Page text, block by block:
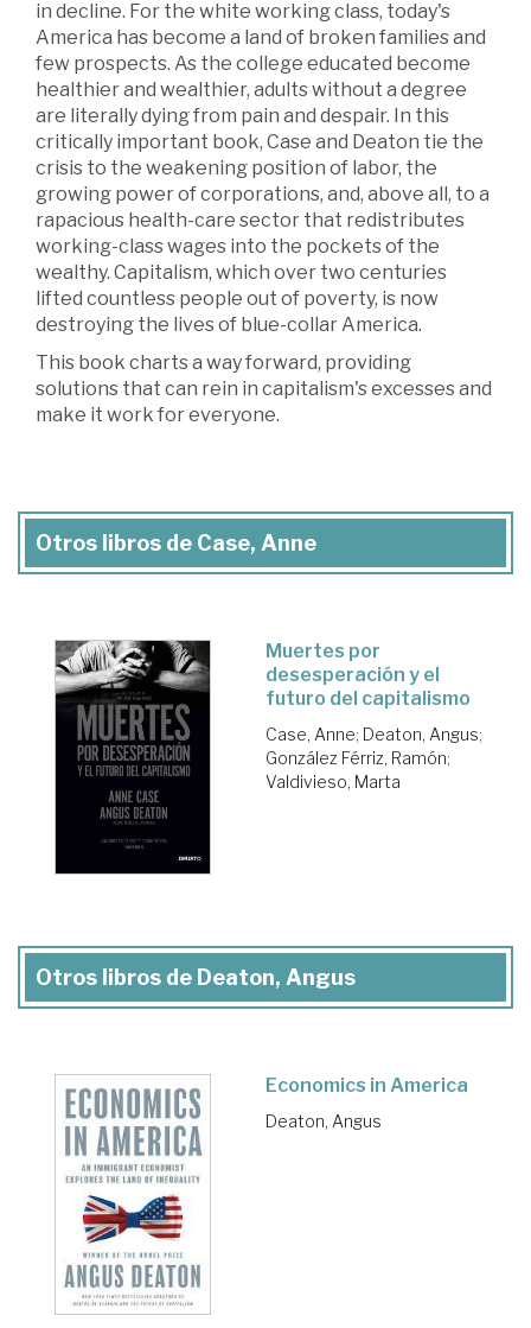
in decline. For the white working class, today's
America has become a land of broken families and
few prospects. As the college educated become
healthier and wealthier, adults without a degree
are literally dying from pain and despair. In this
critically important book, Case and Deaton tie the
crisis to the weakening position of labor, the
growing power of corporations, and, above all, to a
rapacious health-care sector that redistributes
working-class wages into the pockets of the
wealthy. Capitalism, which over two centuries
lifted countless people out of poverty, is now
destroying the lives of blue-collar America.
This book charts a way forward, providing
solutions that can rein in capitalism's excesses and
make it work for everyone.
Otros libros de Case, Anne
Muertes por
desesperación y el
futuro del capitalismo
Case, Anne; Deaton, Angus;
González Férriz, Ramón;
Valdivieso, Marta
Otros libros de Deaton, Angus
Economics in America
Deaton, Angus